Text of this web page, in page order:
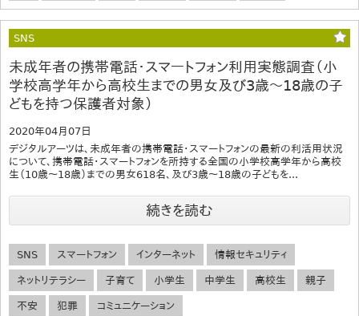
SNS
未成年者の携帯電話・スマートフォン利用実態調査（小
学校高学年から高校生までの男女及び3歳～18歳の子
どもを持つ保護者対象）
2020年04月07日
デジタルアーツは、未成年者の携帯電話・スマートフォンの最新の利活用状況
について、携帯電話・スマートフォンを所持する全国の小学校高学年から高校
生（10歳～18歳）までの男女618名、及び3歳～18歳の子どもを...
続きを読む
SNS スマートフォン インターネット 情報セキュリティ
ネットリテラシー 子育て 小学生 中学生 高校生 親子
不安 犯罪 コミュニケーション